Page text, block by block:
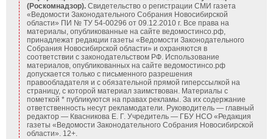
(Роскомнадзор). Свидетельство о регистрации СМИ газета
«Ведомости Законодательного Собрания Новосибирской
области» ПИ № ТУ 54-00296 от 09.12.2010 г. Все права на
материалы, опубликованные на сайте ведомостинсо.рф,
принадлежат редакции газеты «Ведомости Законодательного
Собрания Новосибирской области» и охраняются в
соответствии с законодательством РФ. Использование
материалов, опубликованных на сайте ведомостинсо.рф
допускается только с письменного разрешения
правообладателя и с обязательной прямой гиперссылкой на
страницу, с которой материал заимствован. Материалы с
пометкой * публикуются на правах рекламы. За их содержание
ответственность несут рекламодатели. Руководитель — главный
редактор — Квасникова Е. Г. Учредитель — ГБУ НСО «Редакция
газеты «Ведомости Законодательного Собрания Новосибирской
области». 12+.